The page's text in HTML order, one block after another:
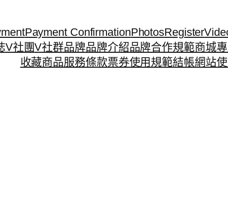
Payment ConfirmationPhotosRegister
V社團V社群品牌品牌介紹品牌合作規範商城
收藏商品服務條款票券使用規範結帳網站